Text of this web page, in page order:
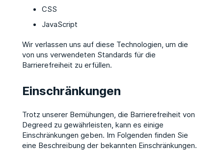
CSS
JavaScript
Wir verlassen uns auf diese Technologien, um die
von uns verwendeten Standards für die
Barrierefreiheit zu erfüllen.
Einschränkungen
Trotz unserer Bemühungen, die Barrierefreiheit von
Degreed zu gewährleisten, kann es einige
Einschränkungen geben. Im Folgenden finden Sie
eine Beschreibung der bekannten Einschränkungen.